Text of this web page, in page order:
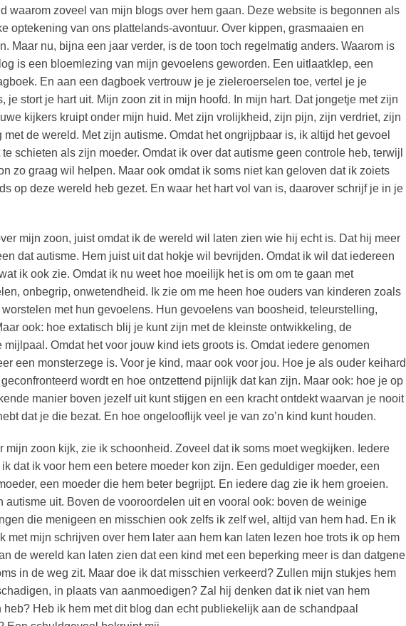
waarom zoveel van mijn blogs over hem gaan. Deze website is begonnen als
optekening van ons plattelands-avontuur. Over kippen, grasmaaien en
Maar nu, bijna een jaar verder, is de toon toch regelmatig anders. Waarom is
is een bloemlezing van mijn gevoelens geworden. Een uitlaatklep, een
En aan een dagboek vertrouw je je zieleroerselen toe, vertel je je
je stort je hart uit. Mijn zoon zit in mijn hoofd. In mijn hart. Dat jongetje met zijn
kijkers kruipt onder mijn huid. Met zijn vrolijkheid, zijn pijn, zijn verdriet, zijn
met de wereld. Met zijn autisme. Omdat het ongrijpbaar is, ik altijd het gevoel
te schieten als zijn moeder. Omdat ik over dat autisme geen controle heb, terwijl
zo graag wil helpen. Maar ook omdat ik soms niet kan geloven dat ik zoiets
op deze wereld heb gezet. En waar het hart vol van is, daarover schrijf je in je
mijn zoon, juist omdat ik de wereld wil laten zien wie hij echt is. Dat hij meer
dat autisme. Hem juist uit dat hokje wil bevrijden. Omdat ik wil dat iedereen
ik ook zie. Omdat ik nu weet hoe moeilijk het is om om te gaan met
onbegrip, onwetendheid. Ik zie om me heen hoe ouders van kinderen zoals
met hun gevoelens. Hun gevoelens van boosheid, teleurstelling,
ook: hoe extatisch blij je kunt zijn met de kleinste ontwikkeling, de
mijlpaal. Omdat het voor jouw kind iets groots is. Omdat iedere genomen
een monsterzege is. Voor je kind, maar ook voor jou. Hoe je als ouder keihard
wordt en hoe ontzettend pijnlijk dat kan zijn. Maar ook: hoe je op
manier boven jezelf uit kunt stijgen en een kracht ontdekt waarvan je nooit
dat je die bezat. En hoe ongelooflijk veel je van zo’n kind kunt houden.
mijn zoon kijk, zie ik schoonheid. Zoveel dat ik soms moet wegkijken. Iedere
dat ik voor hem een betere moeder kon zijn. Een geduldiger moeder, een
een moeder die hem beter begrijpt. En iedere dag zie ik hem groeien.
autisme uit. Boven de vooroordelen uit en vooral ook: boven de weinige
die menigeen en misschien ook zelfs ik zelf wel, altijd van hem had. En ik
met mijn schrijven over hem later aan hem kan laten lezen hoe trots ik op hem
de wereld kan laten zien dat een kind met een beperking meer is dan datgene
in de weg zit. Maar doe ik dat misschien verkeerd? Zullen mijn stukjes hem
in plaats van aanmoedigen? Zal hij denken dat ik niet van hem
heb? Heb ik hem met dit blog dan echt publiekelijk aan de schandpaal